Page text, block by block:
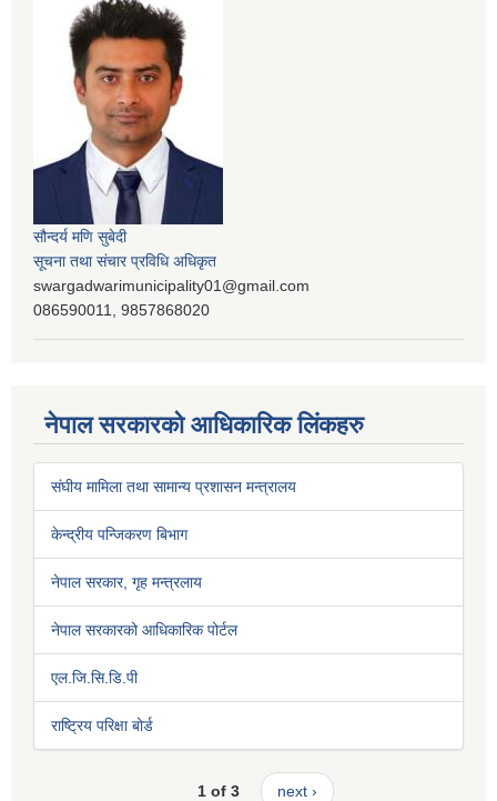
सौन्दर्य मणि सुबेदी
सूचना तथा संचार प्रविधि अधिकृत
swargadwarimunicipality01@gmail.com
086590011, 9857868020
नेपाल सरकारको आधिकारिक लिंकहरु
संघीय मामिला तथा सामान्य प्रशासन मन्त्रालय
केन्द्रीय पन्जिकरण बिभाग
नेपाल सरकार, गृह मन्त्रलाय
नेपाल सरकारको आधिकारिक पोर्टल
एल.जि.सि.डि.पी
राष्ट्रिय परिक्षा बोर्ड
1 of 3 next ›